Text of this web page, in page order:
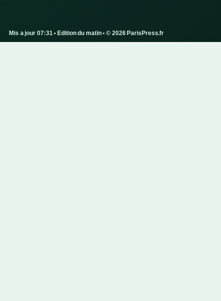
Mis a jour 07:31 • Edition du matin • © 2026 ParisPress.fr